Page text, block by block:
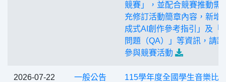
競賽」，並配合競賽推動需
充修訂活動簡章內容，新增
成式AI創作參考指引」及「
問題（QA）」等資訊，請
參與競賽活動
2026-07-22 一般公告
115學年度全國學生音樂比